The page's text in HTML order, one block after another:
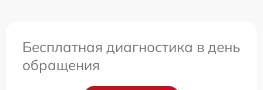
Бесплатная диагностика в день
обращения